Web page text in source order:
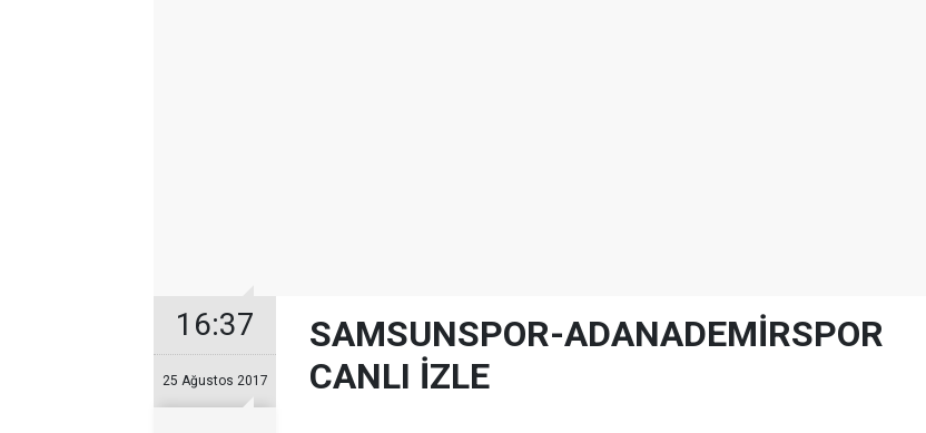
16:37
25 Ağustos 2017
SAMSUNSPOR-ADANADEMİRSPOR
CANLI İZLE